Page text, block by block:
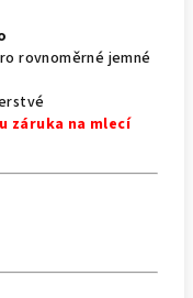
rovnoměrné jemné
záruka na mlecí